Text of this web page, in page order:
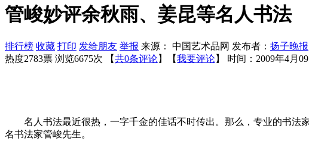
管峻妙评余秋雨、姜昆等名人书法
排行榜 收藏 打印 发给朋友 举报 来源： 中国艺术品网 发布者： 扬子晚报
热度2783票 浏览6675次 【共0条评论】【我要评论】 时间：2009年4月
名人书法最近很热，一字千金的佳话不时传出。那么，专业的书法
名书法家管峻先生。